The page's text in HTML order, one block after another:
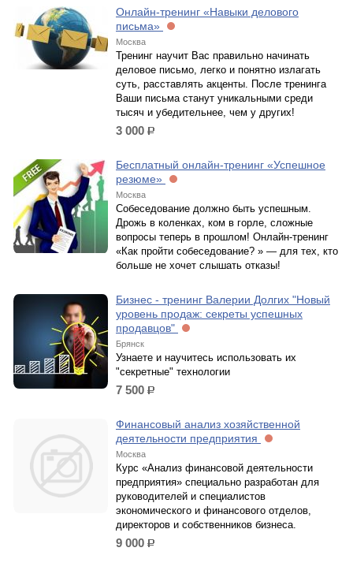
Онлайн-тренинг «Навыки делового
письма»
Москва
Тренинг научит Вас правильно начинать
деловое письмо, легко и понятно излагать
суть, расставлять акценты. После тренинга
Ваши письма станут уникальными среди
тысяч и убедительнее, чем у других!
3 000 р.
Бесплатный онлайн-тренинг «Успешное
резюме»
Москва
Собеседование должно быть успешным.
Дрожь в коленках, ком в горле, сложные
вопросы теперь в прошлом! Онлайн-тренинг
«Как пройти собеседование? » — для тех, кто
больше не хочет слышать отказы!
Бизнес - тренинг Валерии Долгих "Новый
уровень продаж: секреты успешных
продавцов"
Брянск
Узнаете и научитесь использовать их
"секретные" технологии
7 500 р.
Финансовый анализ хозяйственной
деятельности предприятия
Москва
Курс «Анализ финансовой деятельности
предприятия» специально разработан для
руководителей и специалистов
экономического и финансового отделов,
директоров и собственников бизнеса.
9 000 р.